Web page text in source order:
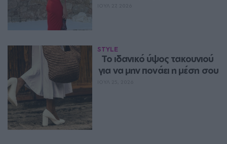
STYLE
Το ιδανικό ύψος τακουνιού
για να μην πονάει η μέση σου